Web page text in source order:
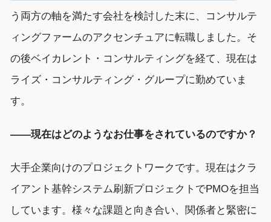
う両方の軸を満たす会社を検討した末に、コンサルテ
ィングファームのアクセンチュアに転職しました。 そ
の後ベイカレント・コンサルティングを経て 、 現在は
ライズ・コンサルティング・グループに勤めていま
す。
――現在はどのようなお仕事をされているのですか？
大手企業向けのプロジェクトワークです。現在はクラ
イアント 基幹システム刷新プロジェクトでPMOを担当
しています。 様々な課題と向き合い、 関係者と緊密に